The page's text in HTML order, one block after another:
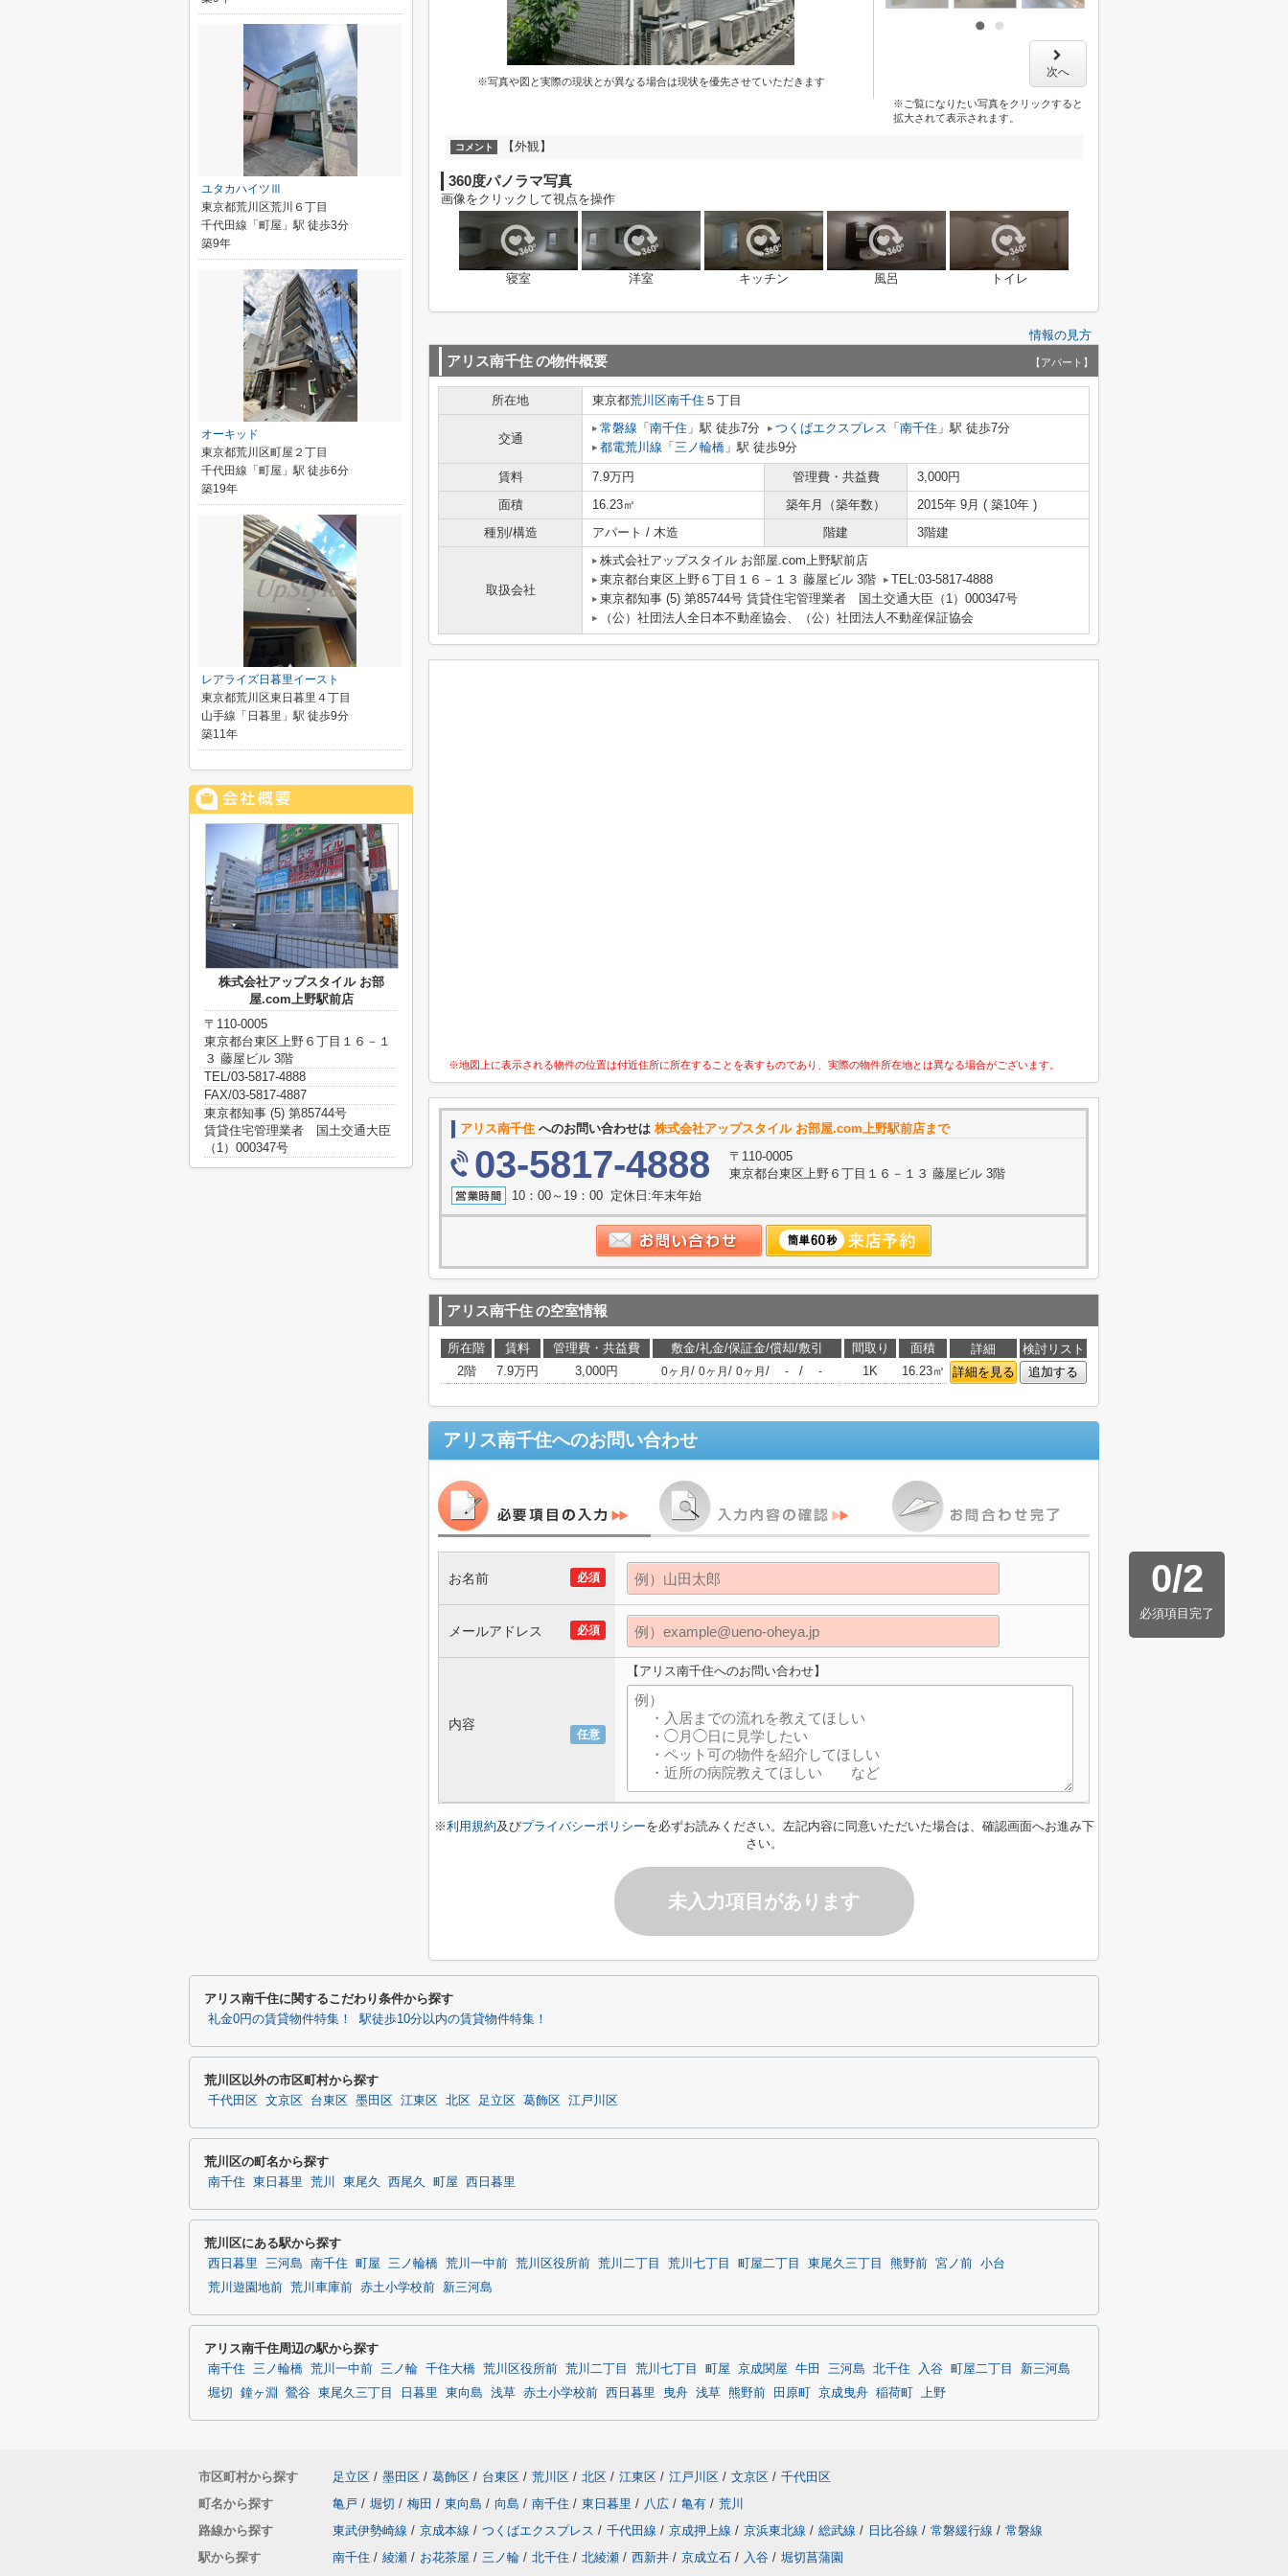
※写真や図と実際の現状とが異なる場合は現状を優先させていただきます
次へ
※ご覧になりたい写真をクリックすると
拡大されて表示されます。
コメント 【外観】
360度パノラマ写真
画像をクリックして視点を操作
寝室 洋室 キッチン 風呂 トイレ
情報の見方
アリス南千住の物件概要 【アパート】
所在地 東京都荒川区南千住 ５丁目
交通
常磐線 「 南千住 」駅 徒歩7分 つくばエクスプレス 「 南千住 」駅 徒歩7分
都電荒川線 「 三ノ輪橋 」駅 徒歩9分
賃料 7.9万円 管理費・共益費
3,000円
面積
16.23㎡ 築年月（築年数）
2015年 9月 ( 築10年 )
種別/構造
アパート / 木造 階建 3階建
取扱会社
株式会社アップスタイル お部屋.com上野駅前店
東京都台東区上野６丁目１６－１３ 藤屋ビル 3階
TEL:03-5817-4888
東京都知事 (5) 第85744号 賃貸住宅管理業者 国土交通大臣（1）000347号
（公）社団法人全日本不動産協会、（公）社団法人不動産保証協会
※地図上に表示される物件の位置は付近住所に所在することを表すものであり、実際の物件所在地とは異なる場合がございます。
アリス南千住 へのお問い合わせは 株式会社アップスタイル お部屋.com上野駅前店まで
03-5817-4888
〒110-0005
東京都台東区上野６丁目１６－１３ 藤屋ビル 3階
10：00～19：00 定休日:年末年始
アリス南千住の空室情報
所在階 賃料 管理費・共益費 敷金/礼金/保証金/償却/敷引 間取り 面積 詳細
検討リスト
2階
7.9万円 3,000円 0ヶ月 / 0ヶ月 / 0ヶ月 / - / - 1K 16.23㎡ 詳細を見る 追加する
アリス南千住へのお問い合わせ
0/2
必須項目完了
必須
お名前
必須
メールアドレス
任意
内容
【アリス南千住へのお問い合わせ】
※利用規約及びプライバシーポリシーを必ずお読みください。左記内容に同意いただいた場合は、確認画面へお進み下
さい。
未入力項目があります
ユタカハイツⅢ
東京都荒川区荒川６丁目
千代田線「町屋」駅 徒歩3分
築9年
オーキッド
東京都荒川区町屋２丁目
千代田線「町屋」駅 徒歩6分
築19年
レアライズ日暮里イースト
東京都荒川区東日暮里４丁目
山手線「日暮里」駅 徒歩9分
築11年
株式会社アップスタイル お部
屋.com上野駅前店
〒110-0005
東京都台東区上野６丁目１６－１
３ 藤屋ビル 3階
TEL/03-5817-4888
FAX/03-5817-4887
東京都知事 (5) 第85744号
賃貸住宅管理業者 国土交通大臣
（1）000347号
アリス南千住に関するこだわり条件から探す
礼金0円の賃貸物件特集！ 駅徒歩10分以内の賃貸物件特集！
荒川区以外の市区町村から探す
千代田区 文京区 台東区 墨田区 江東区 北区 足立区 葛飾区 江戸川区
荒川区の町名から探す
南千住 東日暮里 荒川 東尾久 西尾久 町屋 西日暮里
荒川区にある駅から探す
西日暮里 三河島 南千住 町屋 三ノ輪橋 荒川一中前 荒川区役所前 荒川二丁目 荒川七丁目 町屋二丁目 東尾久三丁目 熊野前 宮ノ前 小台
荒川遊園地前 荒川車庫前 赤土小学校前 新三河島
アリス南千住周辺の駅から探す
南千住 三ノ輪橋 荒川一中前 三ノ輪 千住大橋 荒川区役所前 荒川二丁目 荒川七丁目 町屋 京成関屋 牛田 三河島 北千住 入谷 町屋二丁目
新三河島
堀切
鐘ヶ淵 鶯谷 東尾久三丁目 日暮里 東向島 浅草 赤土小学校前 西日暮里 曳舟 浅草 熊野前 田原町 京成曳舟 稲荷町 上野
市区町村から探す 足立区 / 墨田区 / 葛飾区 / 台東区 / 荒川区 / 北区 / 江東区 / 江戸川区 / 文京区 / 千代田区
町名から探す
亀戸 / 堀切 / 梅田 / 東向島 / 向島 / 南千住 / 東日暮里 / 八広 / 亀有 / 荒川
路線から探す
東武伊勢崎線 / 京成本線 / つくばエクスプレス / 千代田線 / 京成押上線 / 京浜東北線 / 総武線 / 日比谷線 / 常磐緩行線 / 常磐線
駅から探す
南千住 / 綾瀬 / お花茶屋 / 三ノ輪 / 北千住 / 北綾瀬 / 西新井 / 京成立石 / 入谷 / 堀切菖蒲園